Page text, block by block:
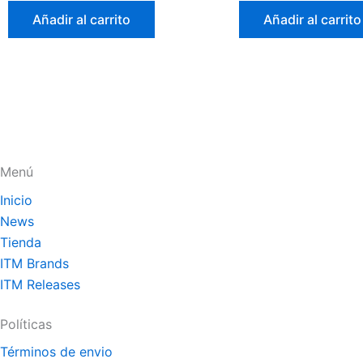
Añadir al carrito Añadir al carrito
Menú
Inicio
News
Tienda
ITM Brands
ITM Releases
Políticas
Términos de envio